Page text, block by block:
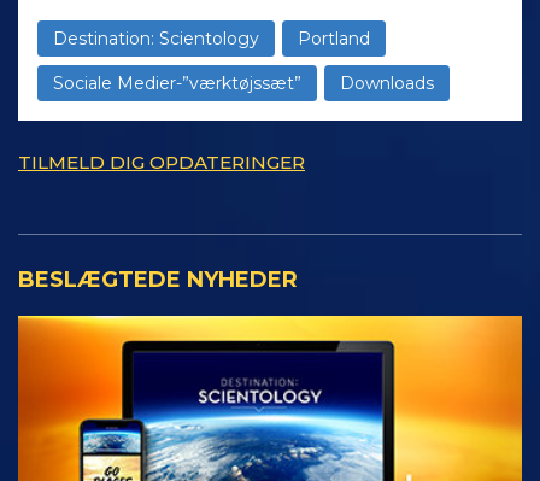
Destination: Scientology Portland
Sociale Medier-”værktøjssæt” Downloads
TILMELD DIG OPDATERINGER
BESLÆGTEDE NYHEDER